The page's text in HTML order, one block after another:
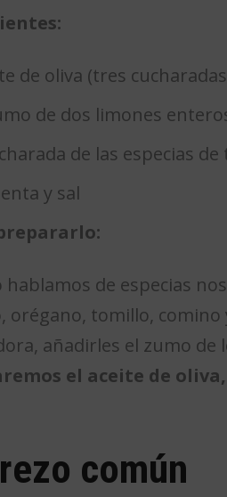
de oliva (tres
de dos limones
de las especias
y sal
hablamos de especias
orégano, tomillo, comino
añadirles el zumo
el aceite de
común